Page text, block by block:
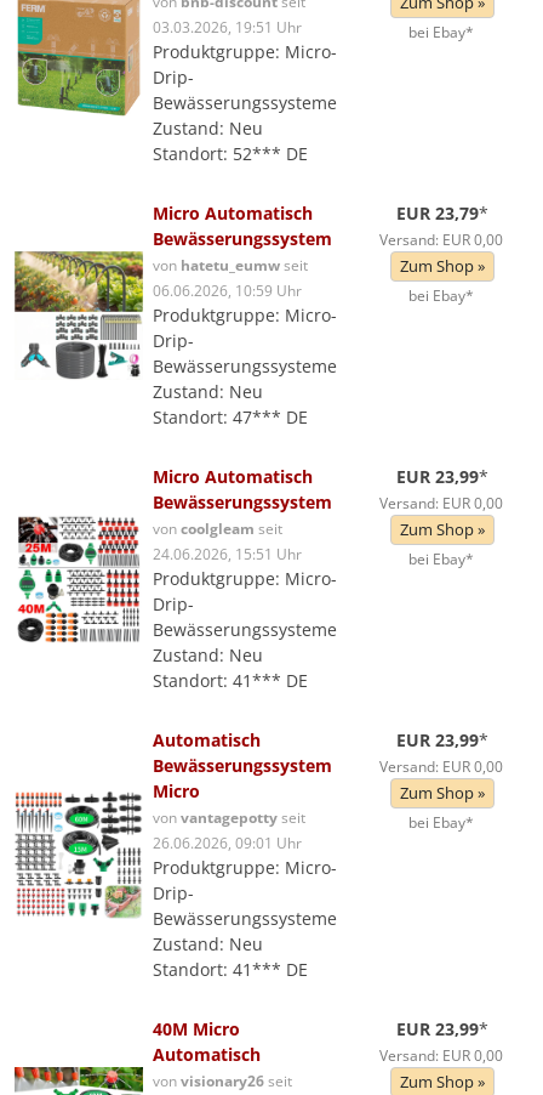
03.03.2026, 19:51 Uhr
Produktgruppe: Micro-
Drip-
Bewässerungssysteme
Zustand: Neu
Standort: 52*** DE
bei Ebay*
Micro Automatisch
Bewässerungssystem
von hatetu_eumwseit
06.06.2026, 10:59 Uhr
Produktgruppe: Micro-
Drip-
Bewässerungssysteme
Zustand: Neu
Standort: 47*** DE
EUR 23,79*
Versand: EUR 0,00
Zum Shop »
bei Ebay*
Micro Automatisch
Bewässerungssystem
voncoolgleam seit
24.06.2026, 15:51 Uhr
Produktgruppe: Micro-
Drip-
Bewässerungssysteme
Zustand: Neu
Standort: 41*** DE
EUR 23,99*
Versand: EUR 0,00
Zum Shop »
bei Ebay*
Automatisch
Bewässerungssystem
Micro
vonvantagepottyseit
26.06.2026, 09:01 Uhr
Produktgruppe: Micro-
Drip-
Bewässerungssysteme
Zustand: Neu
Standort: 41*** DE
EUR 23,99*
Versand: EUR 0,00
Zum Shop »
bei Ebay*
40M Micro
Automatisch
vonvisionary26seit
EUR 23,99*
Versand: EUR 0,00
Zum Shop »